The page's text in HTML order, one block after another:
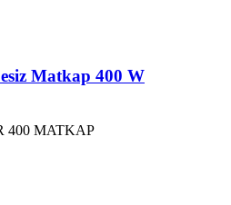
Matkap 400 W
400 MATKAP